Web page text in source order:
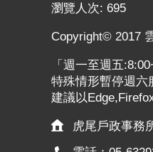
瀏覽人次: 695
Copyright© 2017
「週一至週五
特殊情形暫停週六
建議以
虎尾戶政事務